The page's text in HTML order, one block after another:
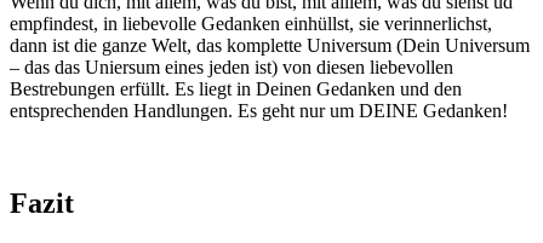
empfindest, in liebevolle Gedanken einhüllst, sie verinnerlichst,
dann ist die ganze Welt, das komplette Universum (Dein Universum
– das das Uniersum eines jeden ist) von diesen liebevollen
Bestrebungen erfüllt. Es liegt in Deinen Gedanken und den
entsprechenden Handlungen. Es geht nur um DEINE Gedanken!
Fazit